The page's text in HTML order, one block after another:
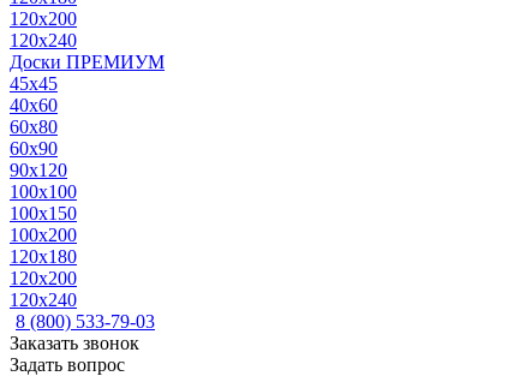
120x200
120x240
Доски ПРЕМИУМ
45x45
40x60
60x80
60x90
90x120
100x100
100x150
100x200
120x180
120x200
120x240
8 (800) 533-79-03
Заказать звонок
Задать вопрос